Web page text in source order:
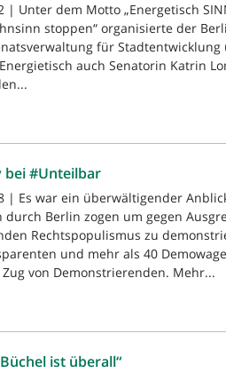
| Unter dem Motto „Energetisch
stoppen“ organisierte der
für
auch Senatorin Katrin
bei #Unteilbar
| Es war ein überwältigender
durch Berlin zogen um gegen
Rechtspopulismus zu
und mehr als 40
von Demonstrierenden. Mehr...
ist überall“